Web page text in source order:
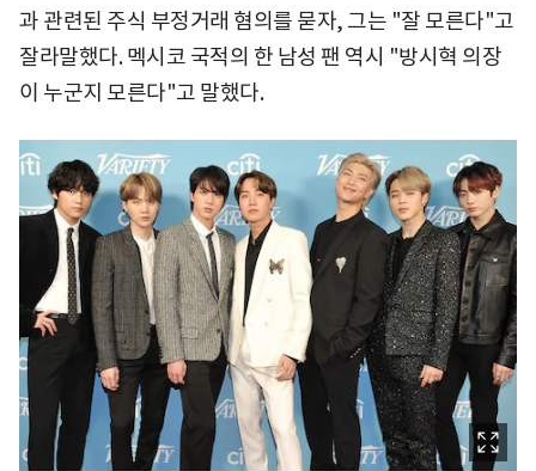
과 관련된 주식 부정거래 혐의를 묻자, 그는 "잘 모른다"고
잘라말했다. 멕시코 국적의 한 남성 팬 역시 "방시혁 의장
이 누군지 모른다"고 말했다.